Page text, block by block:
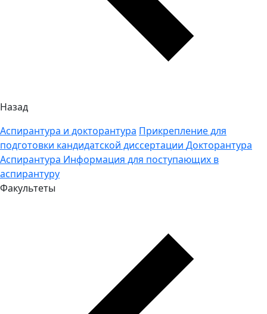
Назад
Аспирантура и докторантура Прикрепление для
подготовки кандидатской диссертации Докторантура
Аспирантура Информация для поступающих в
аспирантуру
Факультеты